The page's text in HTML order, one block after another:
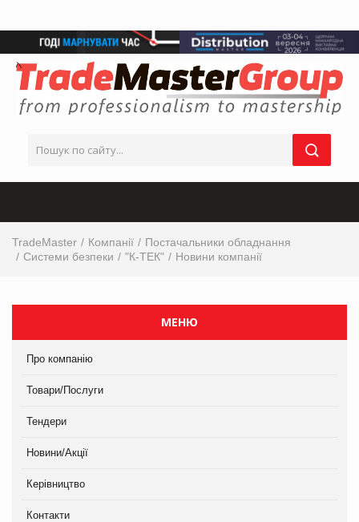
TradeMaster Компанії
Постачальники обладнання
Системи безпеки
"К-ТЕК" Новини компанії
МЕНЮ
Про компанію
Товари/Послуги
Тендери
Новини/Акції
Керівництво
Контакти